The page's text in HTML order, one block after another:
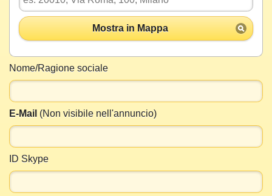
Mostra in Mappa
Nome/Ragione sociale
E-Mail (Non visibile nell'annuncio)
ID Skype